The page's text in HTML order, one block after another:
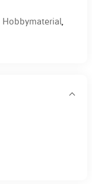
Hobbymaterial,